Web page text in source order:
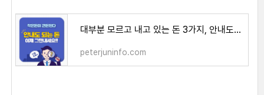
대부분 모르고 내고 있는 돈 3가지, 안내도 되는 돈 - peterjun's life
peterjuninfo.com